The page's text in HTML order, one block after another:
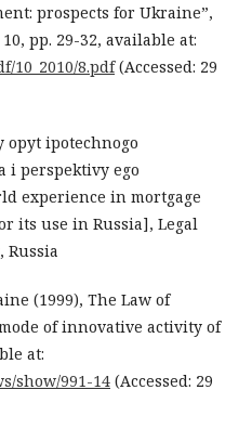
prospects for Ukraine”,
pp. 29-32, available at:
10_2010/8.pdf(Accessed: 29
opyt ipotechnogo
i perspektivy ego
experience in mortgage
its use in Russia], Legal
Russia
(1999), The Law of
of innovative activity of
at:
show/991-14 (Accessed: 29